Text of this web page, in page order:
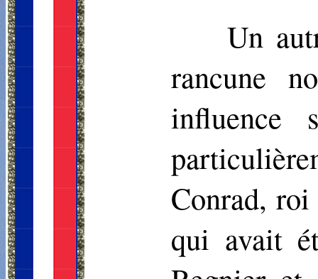
Un
rancune
influence
Conrad,
qui avait